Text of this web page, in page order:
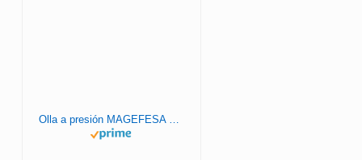
Olla a presión MAGEFESA STAR RECTA rápida, fácil uso, acero inoxidable 18/10, apta para inducción. Fondo termodifusor, 3 sistemas de seguridad 12L